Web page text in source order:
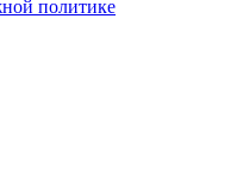
политике